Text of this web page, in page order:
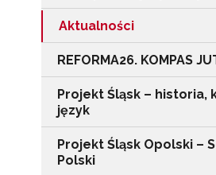
Aktualności
REFORMA26. KOMPAS
Projekt Śląsk – historia,
język
Projekt Śląsk Opolski –
Polski